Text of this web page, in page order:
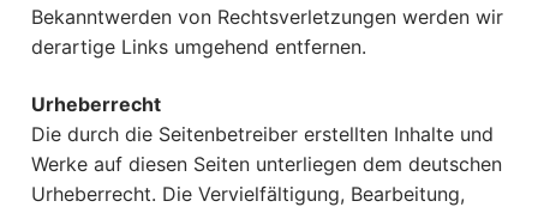
Bekanntwerden von Rechtsverletzungen werden wir
derartige Links umgehend entfernen.
Urheberrecht
Die durch die Seitenbetreiber erstellten Inhalte und
Werke auf diesen Seiten unterliegen dem deutschen
Urheberrecht. Die Vervielfältigung, Bearbeitung,